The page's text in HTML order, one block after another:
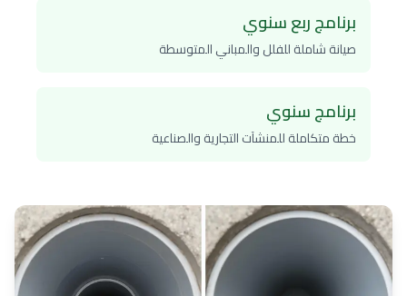
برنامج ربع سنوي
صيانة شاملة للفلل والمباني المتوسطة
برنامج سنوي
خطة متكاملة للمنشآت التجارية والصناعية